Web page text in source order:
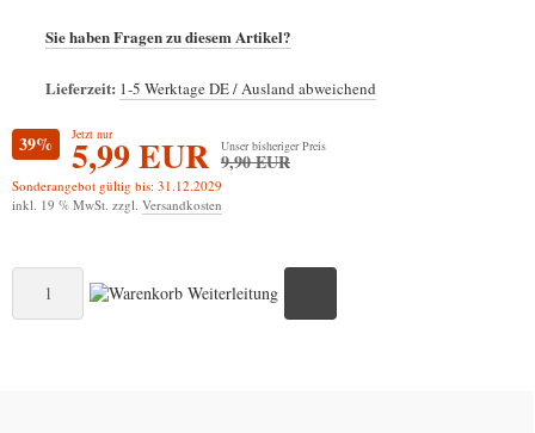
Sie haben Fragen zu diesem Artikel?
Lieferzeit: 1-5 Werktage DE / Ausland abweichend
Jetzt nur
5,99 EUR Unser bisheriger Preis
9,90 EUR
39%
Sonderangebot gültig bis: 31.12.2029
inkl. 19 % MwSt. zzgl. Versandkosten